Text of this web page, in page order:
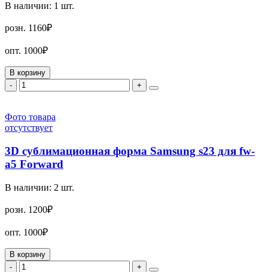
В наличии: 1 шт.
розн. 1160₽
опт. 1000₽
В корзину
-
+
Фото товара
отсутствует
3D сублимационная форма Samsung s23 для fw-
a5 Forward
В наличии: 2 шт.
розн. 1200₽
опт. 1000₽
В корзину
-
+